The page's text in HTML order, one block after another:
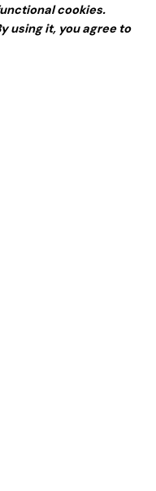
cookies.
using it, you agree to